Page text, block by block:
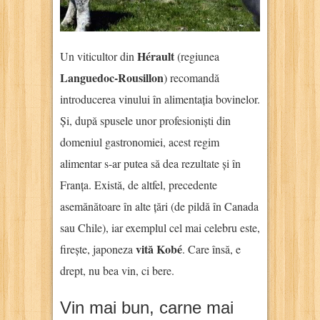
Un viticultor din Hérault(regiunea
Languedoc-Rousillon) recomandă
introducerea vinului în alimentația bovinelor.
Și, după spusele unor profesioniști din
domeniul gastronomiei, acest regim
alimentar s-ar putea să dea rezultate și în
Franța. Există, de altfel, precedente
asemănătoare în alte țări (de pildă în Canada
sau Chile), iar exemplul cel mai celebru este,
firește, japoneza vită Kobé. Care însă, e
drept, nu bea vin, ci bere.
Vin mai bun, carne mai